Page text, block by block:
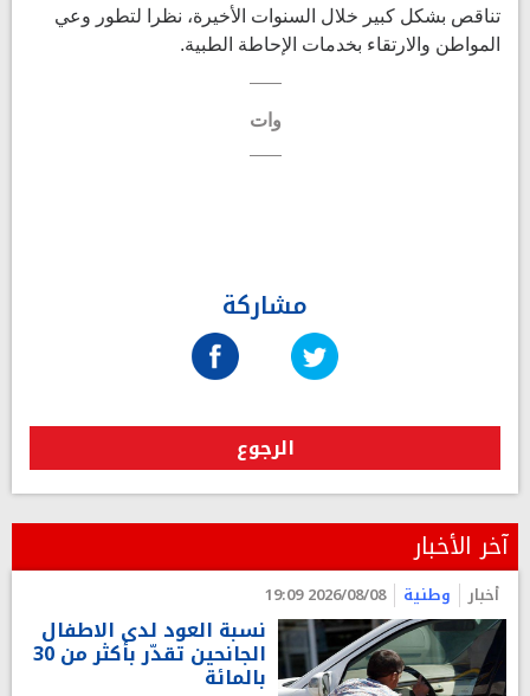
تناقص بشكل كبير خلال السنوات الأخيرة، نظرا لتطور وعي
المواطن والارتقاء بخدمات الإحاطة الطبية.
وات
مشاركة
الرجوع
آخر الأخبار
أخبار وطنية 2026/08/08 19:09
نسبة العود لدى الاطفال
الجانحين تقدّر بأكثر من 30
بالمائة